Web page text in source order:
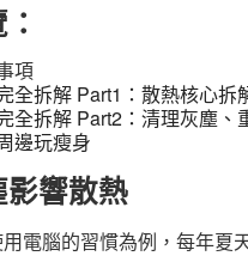
項
全拆解 Part1：散熱核心拆
全拆解 Part2：清理灰塵、
邊玩瘦身
響散熱
電腦的習慣為例，每年夏